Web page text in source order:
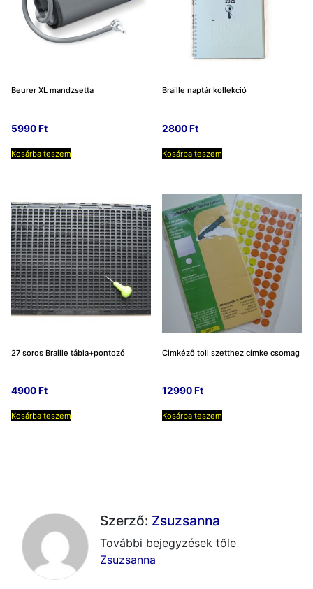
Beurer XL mandzsetta
5990Ft
Kosárba teszem
Braille naptár kollekció
2800Ft
Kosárba teszem
27 soros Braille tábla+pontozó
4900Ft
Kosárba teszem
Cimkéző toll szetthez címke csomag
12990Ft
Kosárba teszem
Szerző: Zsuzsanna
További bejegyzések tőle
Zsuzsanna